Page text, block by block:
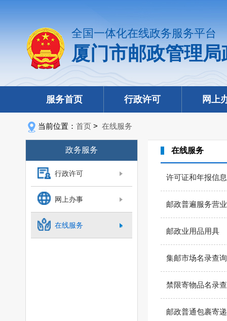
全国一体化在线政务服务平台
厦门市邮政管理
服务首页 行政许可 网上
当前位置： 首页 > 在线服务
政务服务
行政许可
网上办事
在线服务
在线服务
许可证和年报信
邮政普遍服务营
邮政业用品用具
集邮市场名录查询
禁限寄物品名录
邮政普通包裹寄